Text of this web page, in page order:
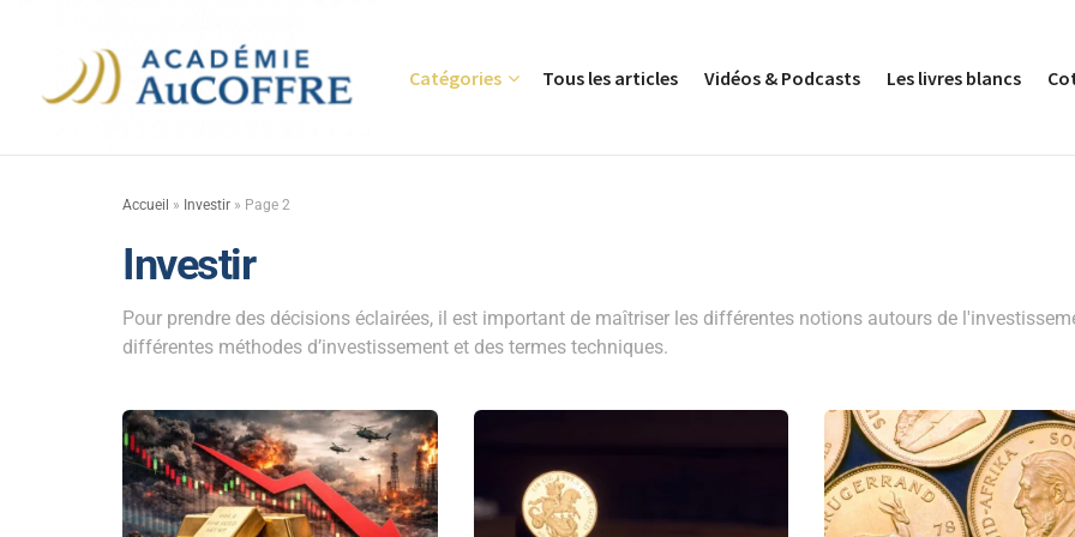
Catégories Tous les articles Vidéos & Podcasts Les livres blancs
Accueil » Investir » Page 2
Investir
Pour prendre des décisions éclairées, il est important de maîtriser les différentes notions autours de
différentes méthodes d’investissement et des termes techniques.